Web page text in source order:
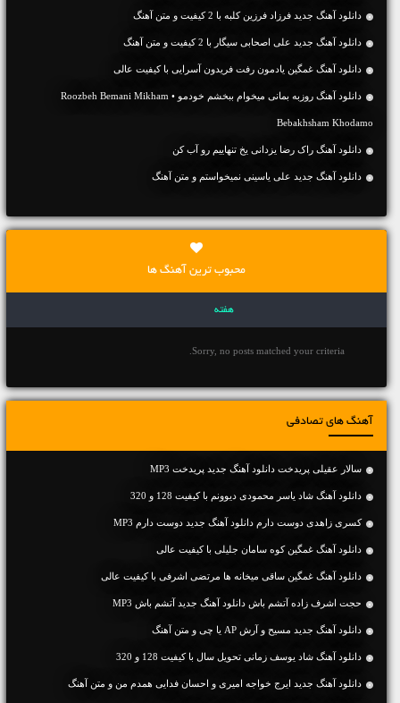
دانلود آهنگ جديد فرزاد فرزین کلبه با 2 کیفیت و متن آهنگ
دانلود آهنگ جديد علی اصحابی سیگار با 2 کیفیت و متن آهنگ
دانلود آهنگ غمگین یادمون رفت فریدون آسرایی با کیفیت عالی
دانلود آهنگ روزبه بمانی میخوام ببخشم خودمو • Roozbeh Bemani Mikham
Bebakhsham Khodamo
دانلود آهنگ راک رضا یزدانی یخ تنهاییم رو آب کن
دانلود آهنگ جديد علی یاسینی نمیخواستم و متن آهنگ
محبوب ترین آهنگ ها
هفته
Sorry, no posts matched your criteria.
آهنگ های تصادفی
سالار عقیلی پریدخت دانلود آهنگ جدید پریدخت MP3
دانلود آهنگ شاد یاسر محمودی دیوونم با کیفیت 128 و 320
کسری زاهدی دوست دارم دانلود آهنگ جدید دوست دارم MP3
دانلود آهنگ غمگین کوه سامان جلیلی با کیفیت عالی
دانلود آهنگ غمگین ساقی میخانه ها مرتضی اشرفی با کیفیت عالی
حجت اشرف زاده آتشم باش دانلود آهنگ جدید آتشم باش MP3
دانلود آهنگ جديد مسیح و آرش AP یا چی و متن آهنگ
دانلود آهنگ شاد یوسف زمانی تحویل سال با کیفیت 128 و 320
دانلود آهنگ جديد ایرج خواجه امیری و احسان فدایی همدم من و متن آهنگ